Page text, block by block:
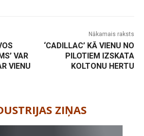
VAR
VIENU
Nākamais raksts
‘CADILLAC’ KĀ VIENU NO
PILOTIEM IZSKATA
KOLTONU HERTU
ZIŅAS